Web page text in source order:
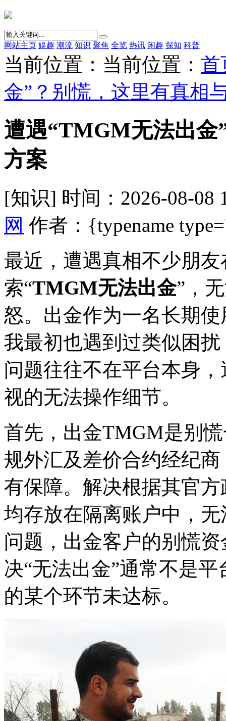
网站主页 娱趣 潮流 知识 聚焦 全览 热讯 闲趣 探知 科普
当前位置：当前位置： 首
金”？别慌，这里有真相
遭遇“TMGM无法出金
方案
[知识] 时间：2026-08-08
网 作者：{typename
最近，遭遇真相不少朋
索“TMGM无法出金”，
怒。出金作为一名长期
我最初也遇到过类似困
问题往往不在平台本身
视的无法操作细节。
首先，出金TMGM是别
规外汇及差价合约经纪
有保障。解决根据其官
均存放在隔离账户中，
问题，出金客户的别慌
决“无法出金”通常不是
的某个环节未达标。